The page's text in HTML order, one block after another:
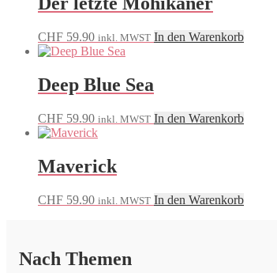
CHF 59.90 inkl. MWST In den Warenkorb
Deep Blue Sea
CHF 59.90 inkl. MWST In den Warenkorb
Maverick
CHF 59.90 inkl. MWST In den Warenkorb
Nach Themen